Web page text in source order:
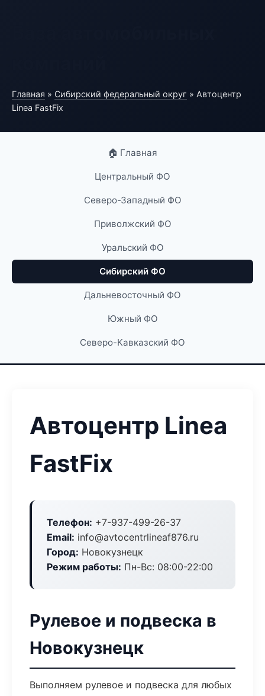
Главная » Сибирский федеральный округ » Автоцентр
Linea FastFix
🏠 Главная
Центральный ФО
Северо-Западный ФО
Приволжский ФО
Уральский ФО
Сибирский ФО
Дальневосточный ФО
Южный ФО
Северо-Кавказский ФО
Автоцентр Linea
FastFix
Телефон: +7-937-499-26-37
Email: info@avtocentrlineaf876.ru
Город: Новокузнецк
Режим работы: Пн-Вс: 08:00-22:00
Рулевое и подвеска в
Новокузнецк
Выполняем рулевое и подвеска для любых